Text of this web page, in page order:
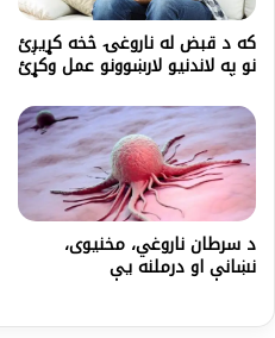
که د قبض له ناروغۍ څخه کړیږئ
نو په لاندنیو لارښوونو عمل وکړئ
د سرطان ناروغي، مخنیوی،
نښانې او درملنه یې